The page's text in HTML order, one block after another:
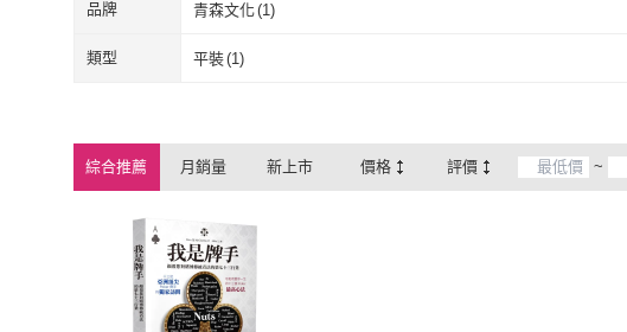
品牌 青森文化(1)
青森文化
類型 平裝(1)
綜合推薦 月銷量 新上市 價格 評價 ~